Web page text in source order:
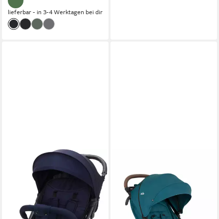
lieferbar - in 3-4 Werktagen bei dir